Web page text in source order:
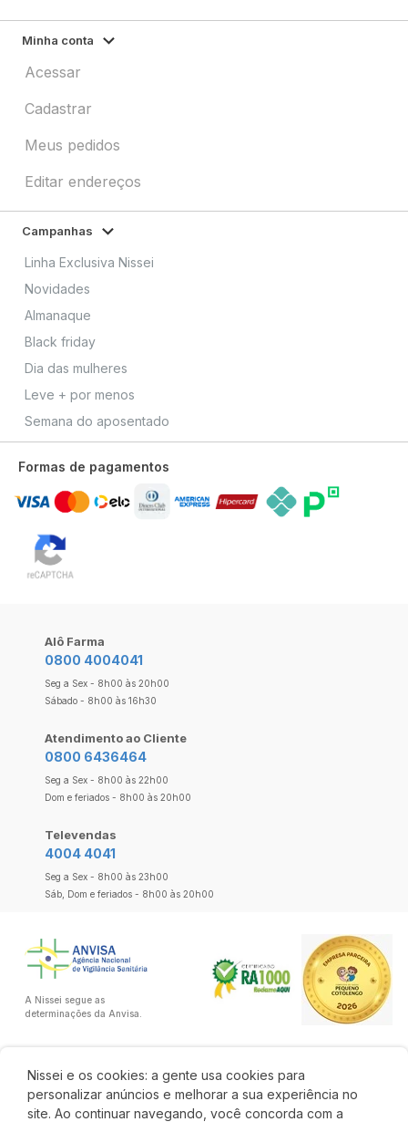
Nissei e os cookies: a gente usa cookies para
personalizar anúncios e melhorar a sua experiência no
site. Ao continuar navegando, você concorda com a
Minha conta
Acessar
Cadastrar
Meus pedidos
Editar endereços
Campanhas
Linha Exclusiva Nissei
Novidades
Almanaque
Black friday
Dia das mulheres
Leve + por menos
Semana do aposentado
Formas de pagamentos
Alô Farma
0800 4004041
Seg a Sex - 8h00 às 20h00
Sábado - 8h00 às 16h30
Atendimento ao Cliente
0800 6436464
Seg a Sex - 8h00 às 22h00
Dom e feriados - 8h00 às 20h00
Televendas
4004 4041
Seg a Sex - 8h00 às 23h00
Sáb, Dom e feriados - 8h00 às 20h00
A Nissei segue as
determinações da Anvisa.